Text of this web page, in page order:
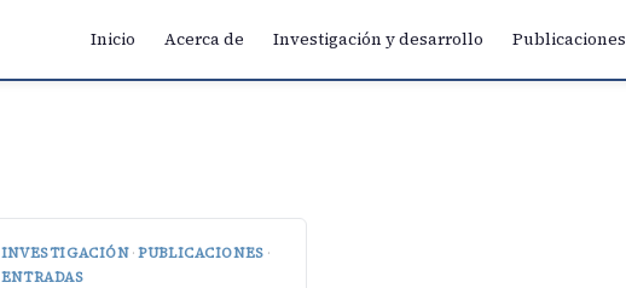
Inicio Acerca de Investigación y desarrollo Publicaciones
INVESTIGACIÓN · PUBLICACIONES ·
ENTRADAS